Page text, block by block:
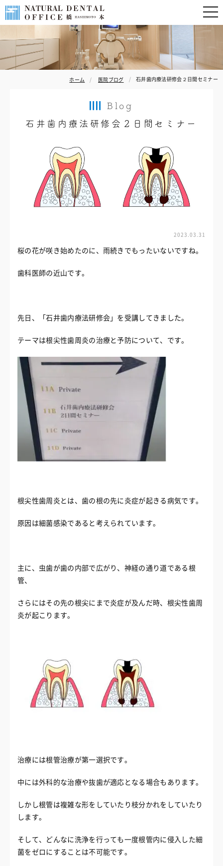
ホーム 医院ブログ 石井歯内療法研修会２日間セミナー
Blog
石井歯内療法研修会２日間セミナー
2023.03.31
桜の花が咲き始めたのに、雨続きでもったいないですね。
歯科医師の近山です。
先日、「石井歯内療法研修会」を受講してきました。
テーマは根尖性歯周炎の治療と予防について、です。
根尖性歯周炎とは、歯の根の先に炎症が起きる病気です。
原因は細菌感染であると考えられています。
主に、虫歯が歯の内部で広がり、神経の通り道である根
管、
さらにはその先の根尖にまで炎症が及んだ時、根尖性歯周
炎が起こります。
治療には根管治療が第一選択です。
中には外科的な治療や抜歯が適応となる場合もあります。
しかし根管は複雑な形をしていたり枝分かれをしていたり
します。
そして、どんなに洗浄を行っても一度根管内に侵入した細
菌をゼロにすることは不可能です。